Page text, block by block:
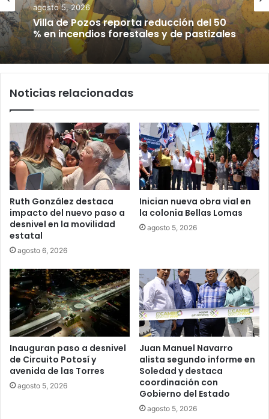
agosto 5, 2026
Villa de Pozos reporta reducción del 50
% en incendios forestales y de pastizales
Noticias relacionadas
Ruth González destaca
impacto del nuevo paso a
desnivel en la movilidad
estatal
agosto 6, 2026
Inician nueva obra vial en
la colonia Bellas Lomas
agosto 5, 2026
Inauguran paso a desnivel
de Circuito Potosí y
avenida de las Torres
agosto 5, 2026
Juan Manuel Navarro
alista segundo informe en
Soledad y destaca
coordinación con
Gobierno del Estado
agosto 5, 2026